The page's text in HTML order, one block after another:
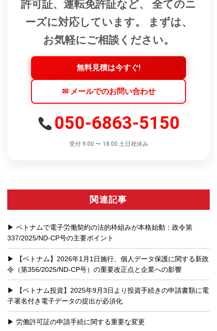
許可証、運転免許証など、 全てのニ
ーズに対応しています。 まずは、
お気軽にご相談ください。
無料見積は今すぐ!
✉ メールでのお問い合わせ
050-6863-5150
受付 9:00 〜 18:00 土日祝休み
関連記事
ベトナムで電子労働契約の法的枠組みが本格始動：政令第
337/2025/ND-CP号の主要ポイント
【ベトナム】2026年1月1日施行、個人データ保護に関する新政
令（第356/2025/ND-CP号）の重要改正点と企業への影響
【ベトナム投資】2025年9月3日より投資手続きの申請書類に電
子署名付き電子データの提出が必須化
労働許可証の申請手続に関する重要な変更